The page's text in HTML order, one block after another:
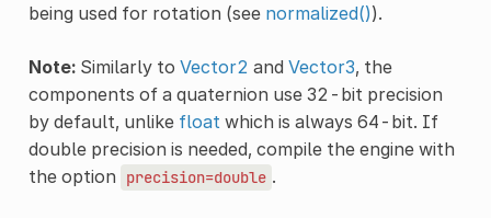
being used for rotation (see normalized()).
Note:Similarly to Vector2 and Vector3, the
components of a quaternion use 32-bit precision
by default, unlike float which is always 64-bit. If
double precision is needed, compile the engine with
the option
precision=double .